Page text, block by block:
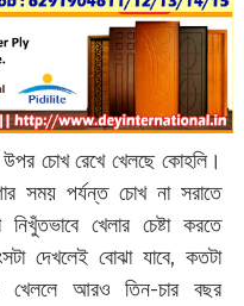
উপর চোখ রেখে খেলছে কোহলি।
সময় পর্যন্ত চোখ না সরাতে
খেলার চেষ্টা করতে
দেখলেই বোঝা যাবে, কতটা
খেললে আরও তিন-চার বছর